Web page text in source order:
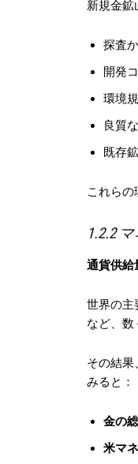
新規金鉱
探査
開発
環境
良質
既存
これらの
1.2.2
通貨供給
世界の主
など、数
その結果
みると：
金の
米マ